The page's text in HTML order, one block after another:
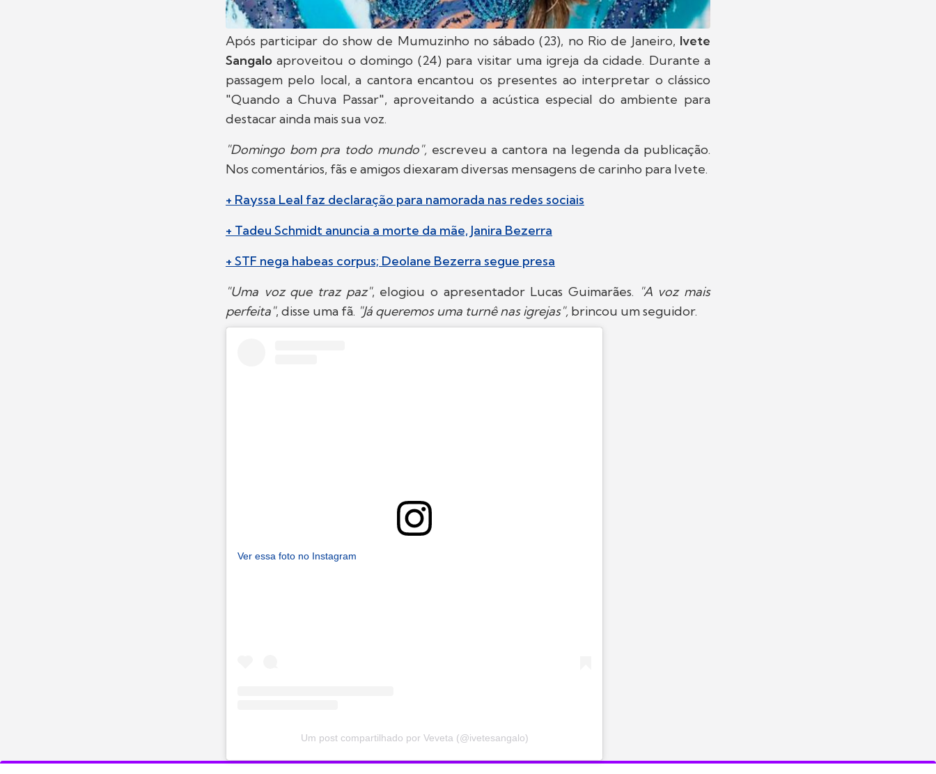
Após participar do show de Mumuzinho no sábado (23), no Rio de Janeiro, Ivete
Sangalo aproveitou o domingo (24) para visitar uma igreja da cidade. Durante a
passagem pelo local, a cantora encantou os presentes ao interpretar o clássico
"Quando a Chuva Passar", aproveitando a acústica especial do ambiente para
destacar ainda mais sua voz.
"Domingo bom pra todo mundo",escreveu a cantora na legenda da publicação.
Nos comentários, fãs e amigos diexaram diversas mensagens de carinho para Ivete.
+ Rayssa Leal faz declaração para namorada nas redes sociais
+ Tadeu Schmidt anuncia a morte da mãe, Janira Bezerra
+ STF nega habeas corpus; Deolane Bezerra segue presa
"Uma voz que traz paz", elogiou o apresentador Lucas Guimarães. "A voz mais
perfeita", disse uma fã. "Já queremos uma turnê nas igrejas", brincou um seguidor.
Ver essa foto no Instagram
Um post compartilhado por Veveta (@ivetesangalo)